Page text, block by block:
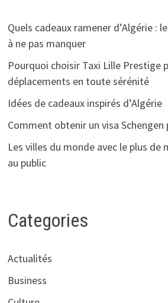
Quels cadeaux ramener d’Algérie :
à ne pas manquer
Pourquoi choisir Taxi Lille Prestige
déplacements en toute sérénité
Idées de cadeaux inspirés d’Algérie
Comment obtenir un visa
Les villes du monde avec le plus de
au public
Categories
Actualités
Business